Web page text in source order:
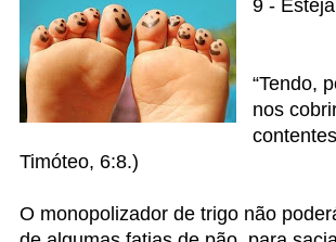
9 -
“Tendo,
nos
Timóteo, 6:8.)
O monopolizador de trigo não